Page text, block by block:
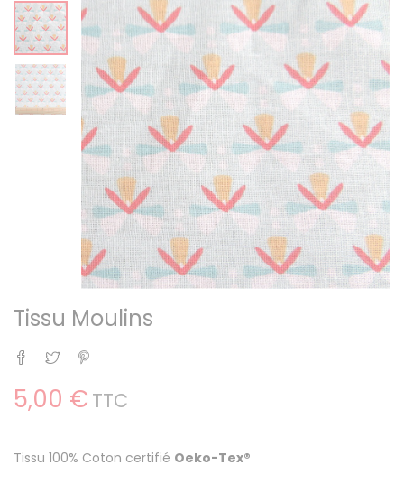
Tissu Moulins
Partager
Tweet
5,00 € TTC
Tissu 100% Coton certifié Oeko-Tex®